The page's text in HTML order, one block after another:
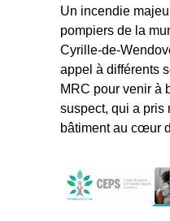
Un incendie
pompiers de la
Cyrille-de-
appel à différents
MRC pour venir à
suspect, qui a pris
bâtiment au cœur